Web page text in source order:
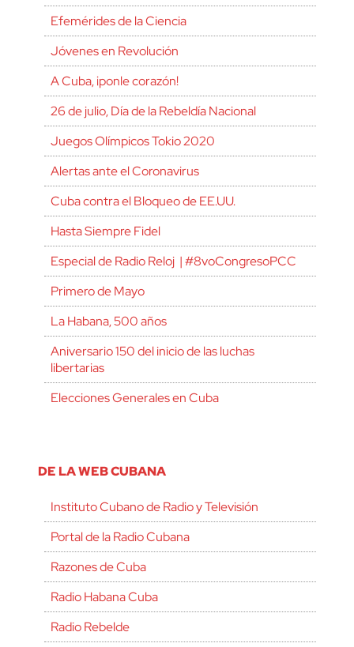
Efemérides de la Ciencia
Jóvenes en Revolución
A Cuba, ¡ponle corazón!
26 de julio, Día de la Rebeldía Nacional
Juegos Olímpicos Tokio 2020
Alertas ante el Coronavirus
Cuba contra el Bloqueo de EE.UU.
Hasta Siempre Fidel
Especial de Radio Reloj | #8voCongresoPCC
Primero de Mayo
La Habana, 500 años
Aniversario 150 del inicio de las luchas
libertarias
Elecciones Generales en Cuba
DE LA WEB CUBANA
Instituto Cubano de Radio y Televisión
Portal de la Radio Cubana
Razones de Cuba
Radio Habana Cuba
Radio Rebelde